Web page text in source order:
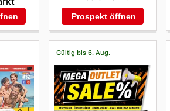
Prospekt öffnen
Gültig bis 6. Aug.